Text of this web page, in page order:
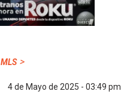
MLS >
4 de Mayo de 2025 - 03:49 pm